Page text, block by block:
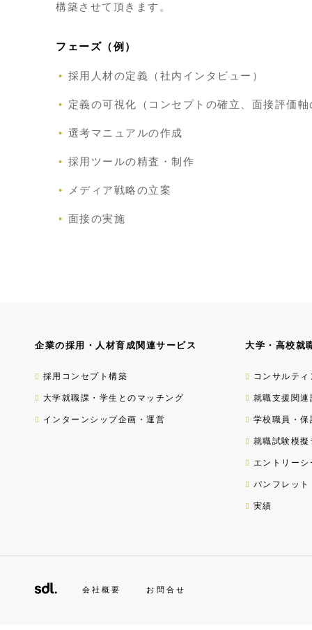
構築させて頂きます。
フェーズ（例）
採用人材の定義（社内インタビュー）
定義の可視化（コンセプトの確立、面接評価
選考マニュアルの作成
採用ツールの精査・制作
メディア戦略の立案
面接の実施
企業の採用・人材育成関連サービス
採用コンセプト構築
大学就職課・学生とのマッチング
インターンシップ企画・運営
大学・高校就
コンサルティ
就職支援関連
学校職員・
就職試験模擬
エントリー
パンフレッ
実績
会社概要 お問合せ